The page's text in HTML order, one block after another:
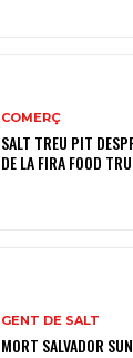
COMERÇ
SALT TREU PIT
DE LA FIRA FOOD
GENT DE SALT
MORT SALVADOR